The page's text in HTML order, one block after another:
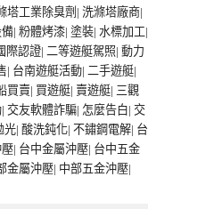
塔工業除臭劑 | 洗滌塔廠商|
| 粉體烤漆| 塗裝| 水標加工|
際認證| 二等遊艇駕照| 動力
| 台南遊艇活動| 二手遊艇|
買賣| 買遊艇| 賣遊艇| 三觀
| 交友軟體詐騙| 怎麼告白| 交
光| 酸洗鈍化| 不鏽鋼電解| 台
| 台中金屬沖壓| 台中五金
金屬沖壓| 中部五金沖壓|